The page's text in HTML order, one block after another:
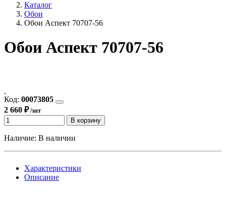
Каталог
Обои
Обои Аспект 70707-56
Обои Аспект 70707-56
Код: 00073805
2 660 ₽/шт
В корзину
Наличие: В наличии
Характеристики
Описание